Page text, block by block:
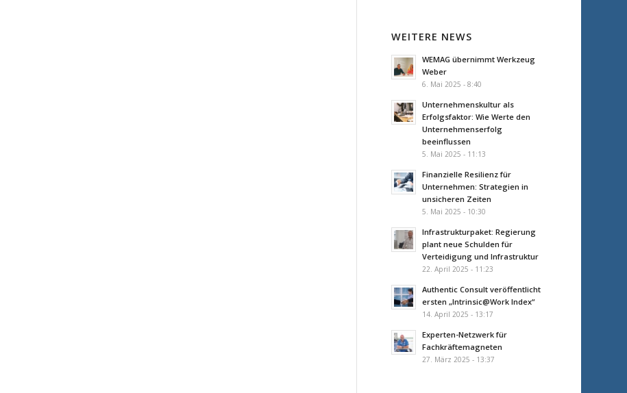
WEITERE NEWS
WEMAG übernimmt Werkzeug
Weber
6. Mai 2025 - 8:40
Unternehmenskultur als
Erfolgsfaktor: Wie Werte den
Unternehmenserfolg
beeinflussen
5. Mai 2025 - 11:13
Finanzielle Resilienz für
Unternehmen: Strategien in
unsicheren Zeiten
5. Mai 2025 - 10:30
Infrastrukturpaket: Regierung
plant neue Schulden für
Verteidigung und Infrastruktur
22. April 2025 - 11:23
Authentic Consult veröffentlicht
ersten „Intrinsic@Work Index“
14. April 2025 - 13:17
Experten-Netzwerk für
Fachkräftemagneten
27. März 2025 - 13:37